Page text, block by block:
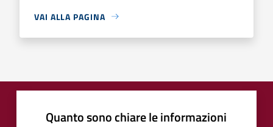
VAI ALLA PAGINA
Quanto sono chiare le informazioni